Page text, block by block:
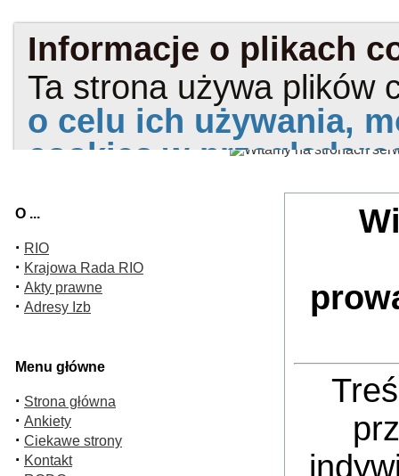
O ...
· RIO
· Krajowa Rada RIO
· Akty prawne
· Adresy Izb
Menu główne
· Strona główna
· Ankiety
· Ciekawe strony
· Kontakt